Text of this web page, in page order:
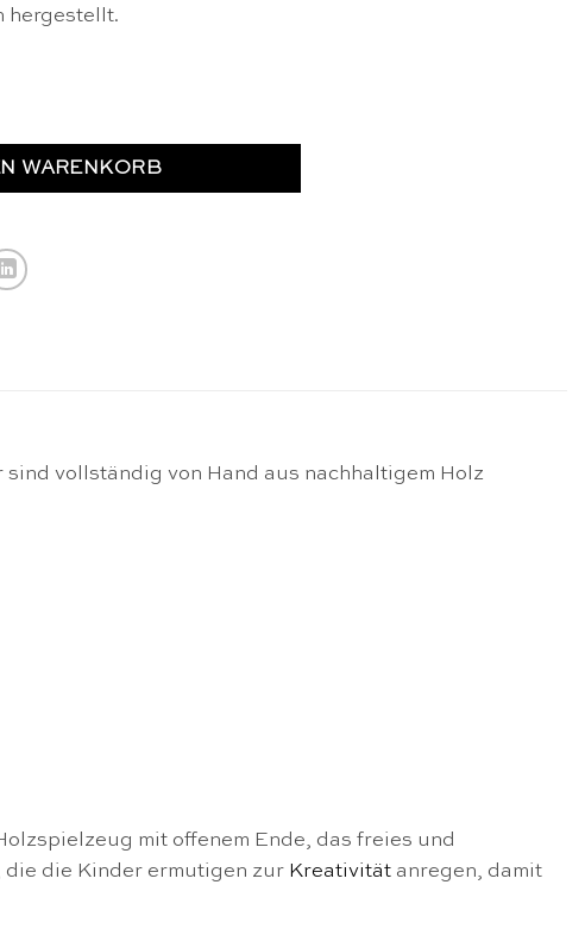
hergestellt.
WARENKORB
vollständig von Hand aus nachhaltigem Holz
mit offenem Ende, das freies und
die Kinder ermutigen zur Kreativität anregen, damit